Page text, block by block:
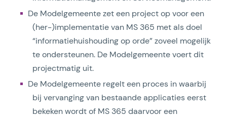
De Modelgemeente zet een project op voor een
(her-)implementatie van MS 365 met als doel
“informatiehuishouding op orde” zoveel mogelijk
te ondersteunen. De Modelgemeente voert dit
projectmatig uit.
De Modelgemeente regelt een proces in waarbij
bij vervanging van bestaande applicaties eerst
bekeken wordt of MS 365 daarvoor een